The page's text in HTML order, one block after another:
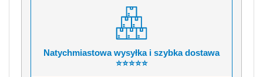
Natychmiastowa wysyłka i szybka dostawa
⭐⭐⭐⭐⭐